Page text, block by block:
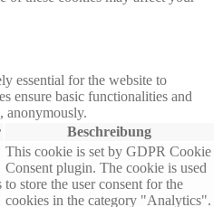
essential for the website to
ensure basic functionalities and
anonymously.
Beschreibung
This cookie is set by GDPR Cookie
Consent plugin. The cookie is used
to store the user consent for the
cookies in the category "Analytics".